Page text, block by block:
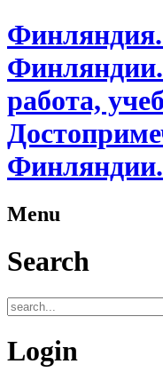
Финляндия.
работа,
Финляндии.
Menu
Search
Login